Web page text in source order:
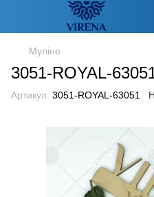
Муліне
3051-ROYAL-
Артикул: 3051-ROYAL-63051